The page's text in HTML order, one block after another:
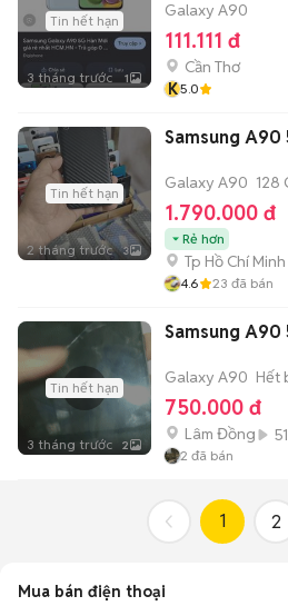
Tin hết hạn
3 tháng trước 1
Galaxy A90
111.111 đ
Cần Thơ
K5.0
Tin hết hạn
2 tháng trước 3
Samsung A90
Galaxy A90 128
1.790.000 đ
Rẻ hơn
Tp Hồ Chí Minh
4.6 23 đã bán
Tin hết hạn
3 tháng trước 2
Samsung A90
Galaxy A90 Hết
750.000 đ
Lâm Đồng 51
2 đã bán
1 2
Mua bán điện thoại